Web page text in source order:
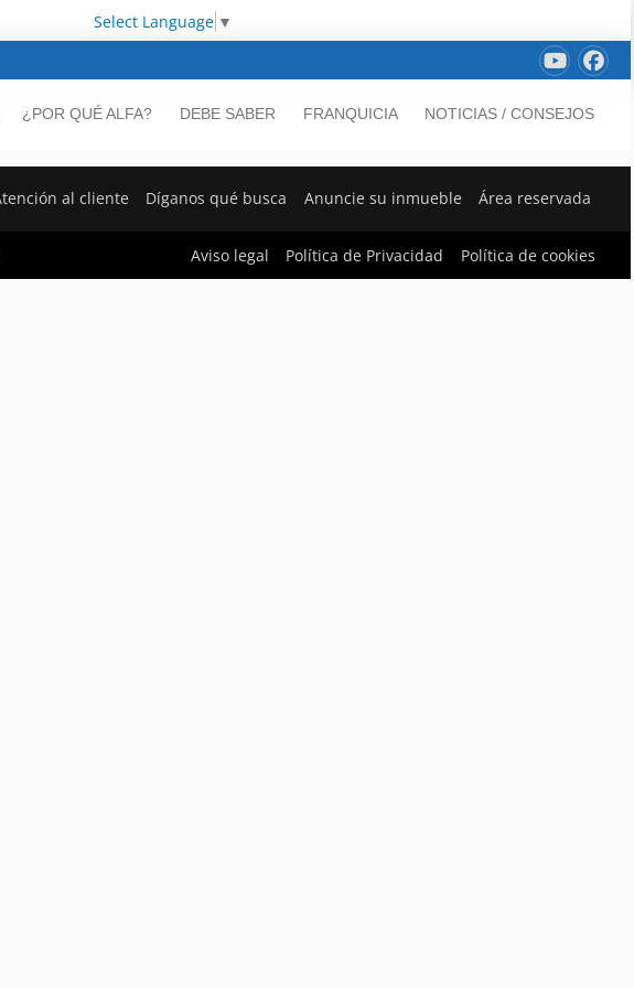
Select Language ▼
¿POR QUÉ ALFA? DEBE SABER FRANQUICIA NOTICIAS / CONSEJOS
al cliente Díganos qué busca Anuncie su inmueble Área reservada
Aviso legal Política de Privacidad Política de cookies